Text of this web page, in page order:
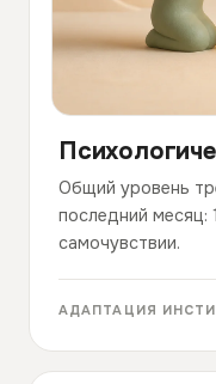
Общий уровень
последний
самочувствии.
АДАПТАЦИЯ